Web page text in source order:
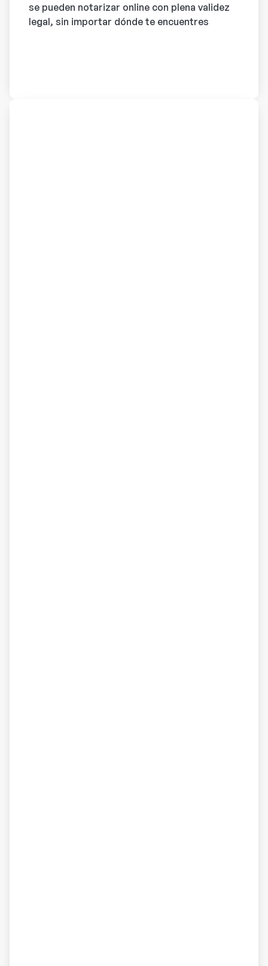
se pueden notarizar online con plena validez
legal, sin importar dónde te encuentres